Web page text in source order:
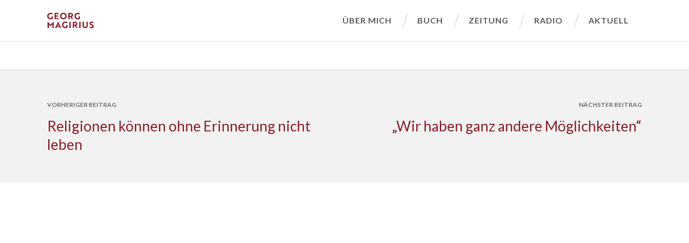
ÜBER MICH BUCH ZEITUNG RADIO AKTUELL
VORHERIGER BEITRAG
Religionen können ohne Erinnerung nicht
leben
NÄCHSTER BEITRAG
„Wir haben ganz andere Möglichkeiten“